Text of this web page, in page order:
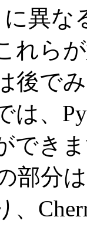
異な
れら
後で
は、
でき
部分
、